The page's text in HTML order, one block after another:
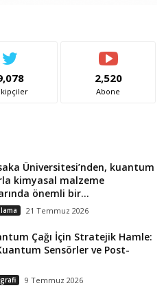
2,520
Abone
Üniversitesi’nden, kuantum
kimyasal malzeme
önemli bir...
21 Temmuz 2026
Çağı İçin Stratejik Hamle:
Sensörler ve Post-
9 Temmuz 2026